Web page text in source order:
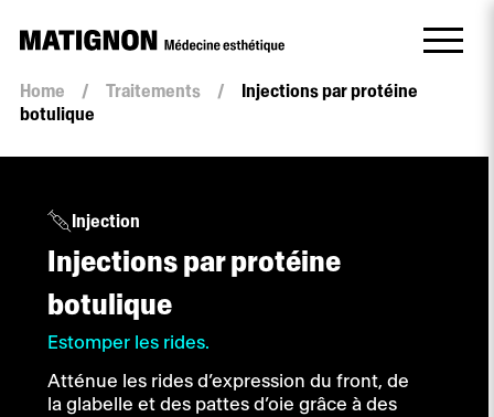
Home / Traitements /
Injections par protéine
botulique
Injection
Injections par protéine
botulique
Estomper les rides.
Atténue les rides d’expression du front, de
la glabelle et des pattes d’oie grâce à des
Quantité
Injections
protéine